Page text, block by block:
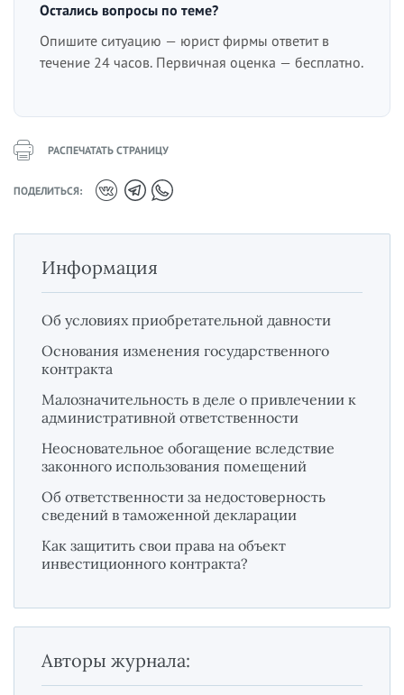
Остались вопросы по теме?
Опишите ситуацию — юрист фирмы ответит в
течение 24 часов. Первичная оценка — бесплатно.
РАСПЕЧАТАТЬ СТРАНИЦУ
ПОДЕЛИТЬСЯ:
Информация
Об условиях приобретательной давности
Основания изменения государственного
контракта
Малозначительность в деле о привлечении к
административной ответственности
Неосновательное обогащение вследствие
законного использования помещений
Об ответственности за недостоверность
сведений в таможенной декларации
Как защитить свои права на объект
инвестиционного контракта?
Авторы журнала: